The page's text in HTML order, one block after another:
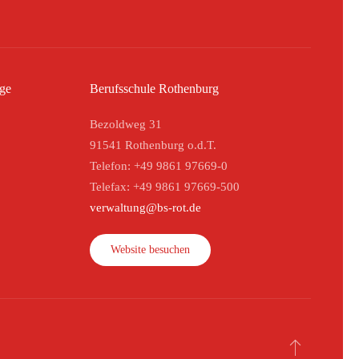
Berufsschule Rothenburg
Bezoldweg 31
91541 Rothenburg o.d.T.
Telefon: +49 9861 97669-0
Telefax: +49 9861 97669-500
verwaltung@bs-rot.de
Website besuchen